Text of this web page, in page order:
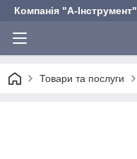
Компанія "А-Інструмент"
Товари та послуги